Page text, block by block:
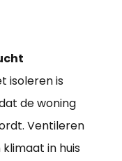
isoleren is
de woning
Ventileren
in huis